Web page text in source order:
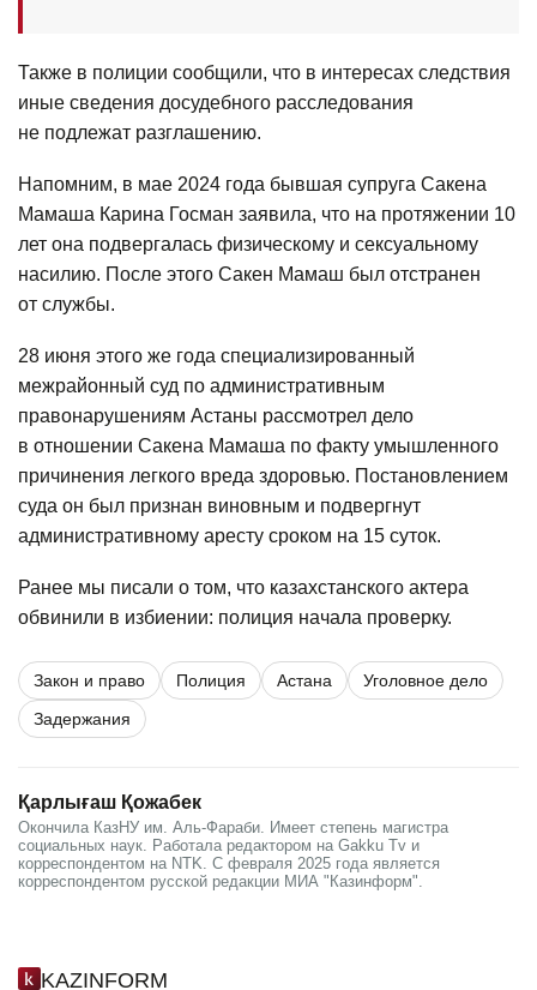
Также в полиции сообщили, что в интересах следствия
иные сведения досудебного расследования
не подлежат разглашению.
Напомним, в мае 2024 года бывшая супруга Сакена
Мамаша Карина Госман заявила, что на протяжении 10
лет она подвергалась физическому и сексуальному
насилию. После этого Сакен Мамаш был отстранен
от службы.
28 июня этого же года специализированный
межрайонный суд по административным
правонарушениям Астаны рассмотрел дело
в отношении Сакена Мамаша по факту умышленного
причинения легкого вреда здоровью. Постановлением
суда он был признан виновным и подвергнут
административному аресту сроком на 15 суток.
Ранее мы писали о том, что казахстанского актера
обвинили в избиении: полиция начала проверку.
Закон и право Полиция Астана
Уголовное дело
Задержания
Қарлығаш Қожабек
Окончила КазНУ им. Аль-Фараби. Имеет степень магистра
социальных наук. Работала редактором на Gakku Tv и
корреспондентом на NTK. С февраля 2025 года является
корреспондентом русской редакции МИА "Казинформ".
KAZINFORM